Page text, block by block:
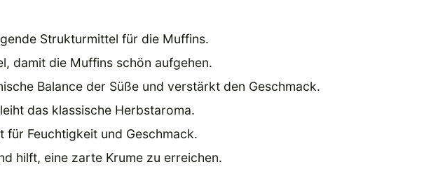
Strukturmittel für die Muffins.
damit die Muffins schön aufgehen.
Balance der Süße und verstärkt den Geschmack.
das klassische Herbstaroma.
für Feuchtigkeit und Geschmack.
hilft, eine zarte Krume zu erreichen.